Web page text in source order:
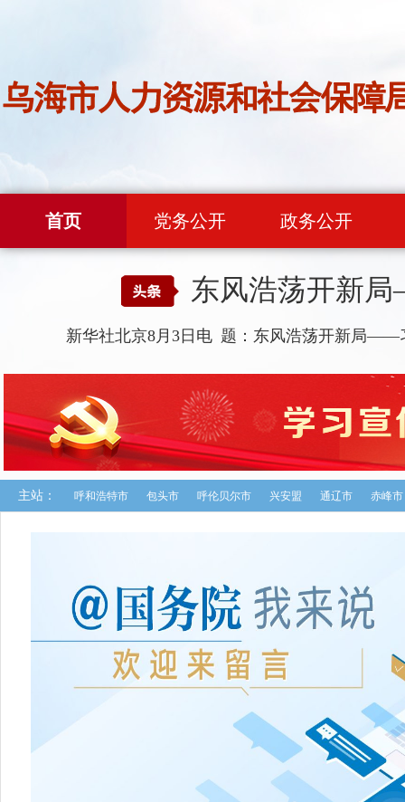
首页 党务公开 政务公开
东风浩荡开新
新华社北京8月3日电 题：东风浩荡开新局——
主站： 呼和浩特市 包头市 呼伦贝尔市 兴安盟 通辽市 赤峰市